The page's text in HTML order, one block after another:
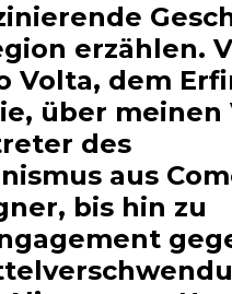
erzählen.
Volta, dem
über meinen
des
aus
bis hin zu